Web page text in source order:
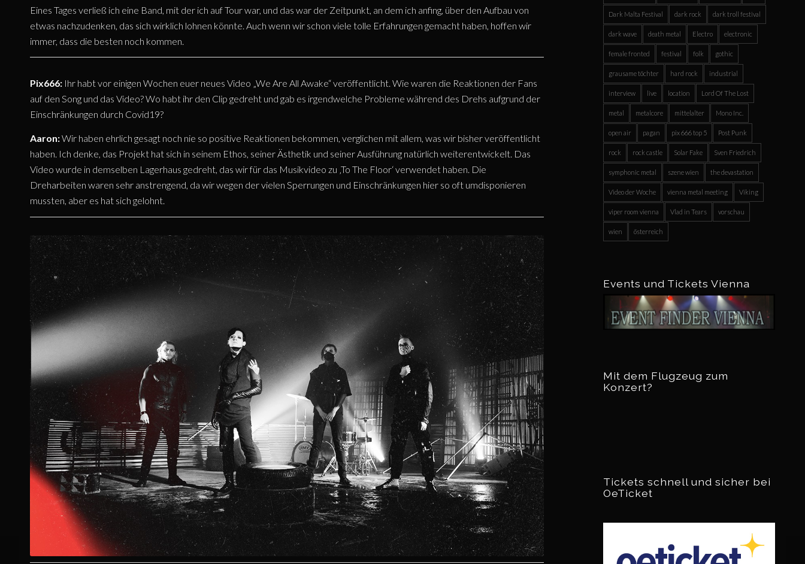
Eines Tages verließ ich eine Band, mit der ich auf Tour war, und das war der Zeitpunkt, an dem ich anfing, über den Aufbau von
etwas nachzudenken, das sich wirklich lohnen könnte. Auch wenn wir schon viele tolle Erfahrungen gemacht haben, hoffen wir
immer, dass die besten noch kommen.
Pix666: Ihr habt vor einigen Wochen euer neues Video „We Are All Awake“ veröffentlicht. Wie waren die Reaktionen der Fans
auf den Song und das Video? Wo habt ihr den Clip gedreht und gab es irgendwelche Probleme während des Drehs aufgrund der
Einschränkungen durch Covid19?
Aaron:Wir haben ehrlich gesagt noch nie so positive Reaktionen bekommen, verglichen mit allem, was wir bisher veröffentlicht
haben. Ich denke, das Projekt hat sich in seinem Ethos, seiner Ästhetik und seiner Ausführung natürlich weiterentwickelt. Das
Video wurde in demselben Lagerhaus gedreht, das wir für das Musikvideo zu ‚To The Floor‘ verwendet haben. Die
Dreharbeiten waren sehr anstrengend, da wir wegen der vielen Sperrungen und Einschränkungen hier so oft umdisponieren
mussten, aber es hat sich gelohnt.
Dark Malta Festival dark rock dark troll festival
dark wave death metal Electro electronic
female fronted festival folk gothic
grausame töchter hard rock industrial
interview live location Lord Of The Lost
metal metalcore mittelalter Mono Inc.
open air pagan pix 666 top 5 Post Punk
rock rock castle Solar Fake Sven Friedrich
symphonic metal szene wien the devastation
Video der Woche vienna metal meeting Viking
viper room vienna Vlad in Tears vorschau
wien österreich
Events und Tickets Vienna
Mit dem Flugzeug zum
Konzert?
Tickets schnell und sicher bei
OeTicket
INTERVIEW: